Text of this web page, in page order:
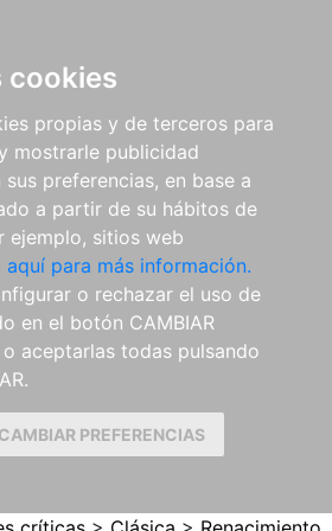
cookies
propias y de terceros para
mostrarle publicidad
preferencias, en base a
a partir de su hábitos de
ejemplo, sitios web
aquí para más información.
o rechazar el uso de
en el botón CAMBIAR
o aceptarlas todas pulsando
CAMBIAR PREFERENCIAS